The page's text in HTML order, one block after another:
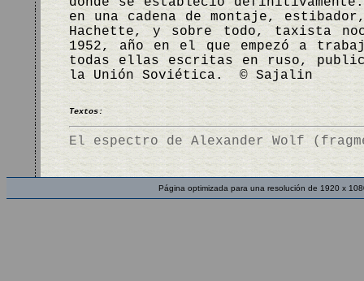
en una cadena de montaje,
Hachette, y sobre todo, taxista
1952, año en el que empezó a
todas ellas escritas en ruso,
la Unión Soviética. © Sajalin
Textos:
El espectro de Alexander Wolf
Página optimizada para una resolución de 1920 x